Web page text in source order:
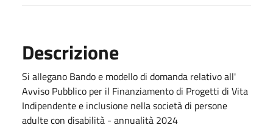
Descrizione
Si allegano Bando e modello di domanda relativo all'
Avviso Pubblico per il Finanziamento di Progetti di Vita
Indipendente e inclusione nella società di persone
adulte con disabilità - annualità 2024